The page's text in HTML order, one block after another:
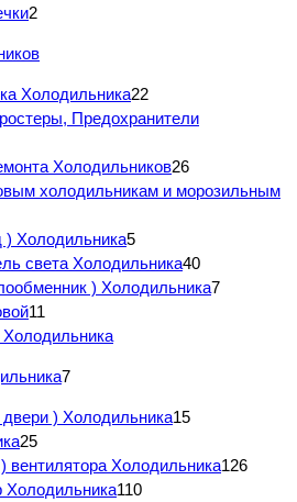
2
Холодильника22
Предохранители
Холодильников26
холодильникам и морозильным
) Холодильника5
света Холодильника40
) Холодильника7
11
7
) Холодильника15
25
вентилятора Холодильника126
Холодильника110